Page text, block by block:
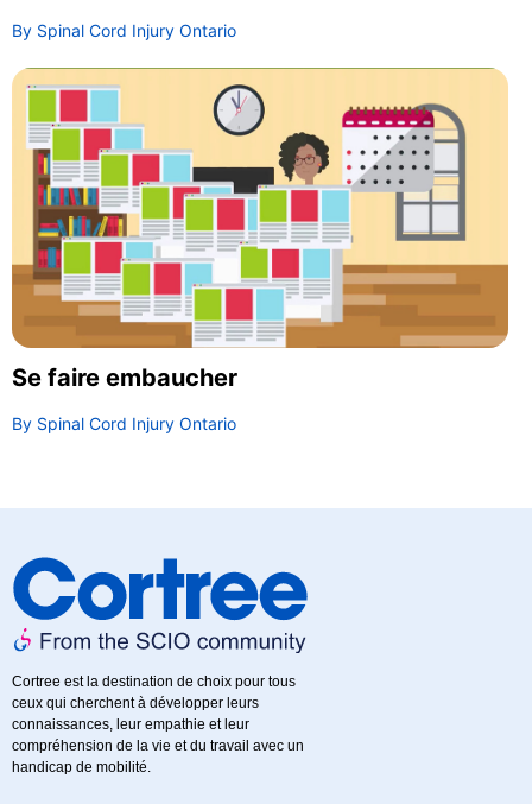
By Spinal Cord Injury Ontario
Se faire embaucher
By Spinal Cord Injury Ontario
Cortree est la destination de choix pour tous
ceux qui cherchent à développer leurs
connaissances, leur empathie et leur
compréhension de la vie et du travail avec un
handicap de mobilité.